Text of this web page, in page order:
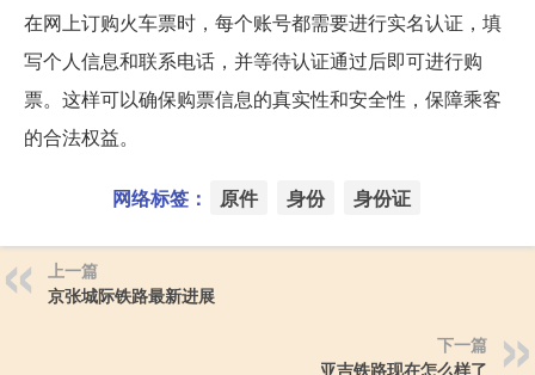
在网上订购火车票时，每个账号都需要进行实名认证，填
写个人信息和联系电话，并等待认证通过后即可进行购
票。这样可以确保购票信息的真实性和安全性，保障乘客
的合法权益。
网络标签： 原件 身份 身份证
上一篇
京张城际铁路最新进展
下一篇
亚吉铁路现在怎么样了